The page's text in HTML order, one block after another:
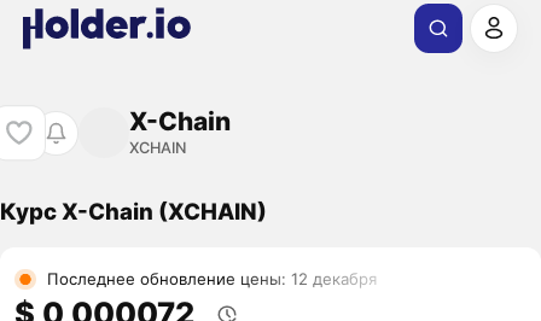
X-Chain
XCHAIN
Курс X-Chain (XCHAIN)
Последнее обновление цены: 12 декабря